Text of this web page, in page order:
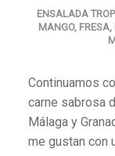
ENSALADA
MANGO,
Continuamos
carne sabrosa
Málaga y
me gustan con